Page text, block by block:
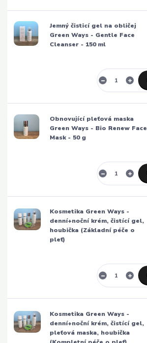
Jemný čisticí gel na obličej
Green Ways - Gentle Face
Cleanser - 150 ml
Obnovující pleťová maska
Green Ways - Bio Renew Face
Mask - 50 g
Kosmetika Green Ways -
denní+noční krém, čistící gel,
houbička (Základní péče o
pleť)
Kosmetika Green Ways -
denní+noční krém, čistící gel,
pleťová maska, houbička